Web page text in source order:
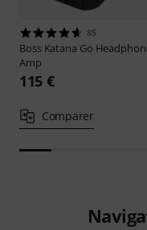
85
Boss Katana Go
Amp
115 €
Comparer